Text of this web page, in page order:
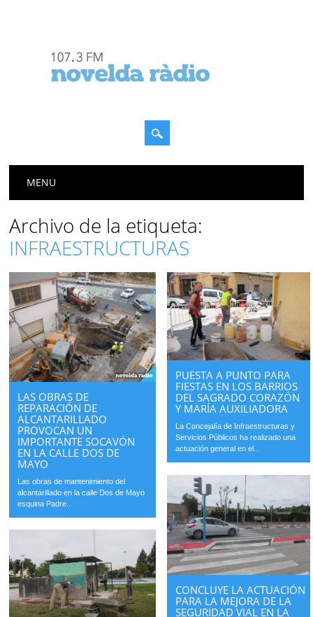
Menú principal
MENU
Archivo de la etiqueta:
INFRAESTRUCTURAS
LAS OBRAS DE
REPARACIÓN DE
ALCANTARILLADO
PROVOCAN UN
IMPORTANTE SOCAVÓN
EN LA CALLE DOS DE
MAYO
Las obras de mantenimiento del
alcantarillado en la calle Dos de Mayo
esquina Padre...
PUESTA A PUNTO PARA
FIESTAS EN LOS BARRIOS
DEL SAGRADO CORAZÓN
Y MARÍA AUXILIADORA
La Concejalía de Infraestructuras y
Servicios Públicos ha realizado una
actuación general en el...
CONCLUYE LA ACTUACIÓN
PARA LA MEJORA DE LA
SEGURIDAD VIAL EN LA